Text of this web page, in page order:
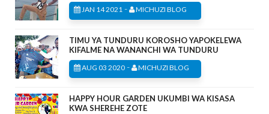
JAN 14 2021 - MICHUZI BLOG
TIMU YA TUNDURU KOROSHO YAPOKELEWA
KIFALME NA WANANCHI WA TUNDURU
AUG 03 2020 - MICHUZI BLOG
HAPPY HOUR GARDEN UKUMBI WA KISASA
KWA SHEREHE ZOTE